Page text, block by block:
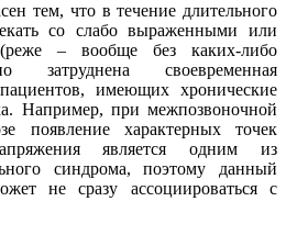
тем, что в течение длительного
со слабо выраженными или
– вообще без каких-либо
затруднена своевременная
имеющих хронические
Например, при межпозвоночной
появление характерных точек
является одним из
синдрома, поэтому данный
не сразу ассоциироваться с